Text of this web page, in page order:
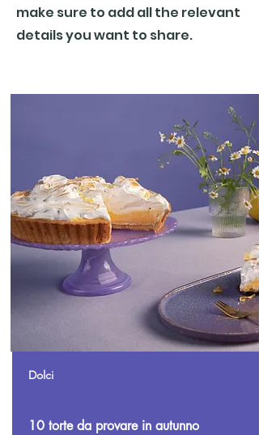
make sure to add all the relevant
details you want to share.
Dolci
10 torte da provare in autunno